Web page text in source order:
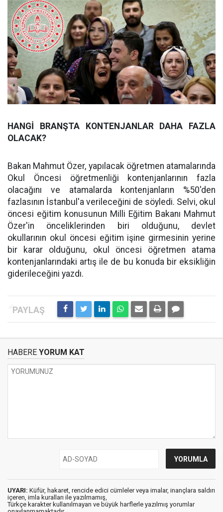
HANGİ BRANŞTA KONTENJANLAR DAHA FAZLA
OLACAK?
Bakan Mahmut Özer, yapılacak öğretmen atamalarında
Okul Öncesi öğretmenliği kontenjanlarının fazla
olacağını ve atamalarda kontenjanların %50'den
fazlasının İstanbul'a verileceğini de söyledi. Selvi, okul
öncesi eğitim konusunun Milli Eğitim Bakanı Mahmut
Özer'in önceliklerinden biri olduğunu, devlet
okullarının okul öncesi eğitim işine girmesinin yerine
bir karar olduğunu, okul öncesi öğretmen atama
kontenjanlarındaki artış ile de bu konuda bir eksikliğin
giderileceğini yazdı.
HABERE YORUM KAT
UYARI: Küfür, hakaret, rencide edici cümleler veya imalar, inançlara saldırı
içeren, imla kuralları ile yazılmamış,
Türkçe karakter kullanılmayan ve büyük harflerle yazılmış yorumlar